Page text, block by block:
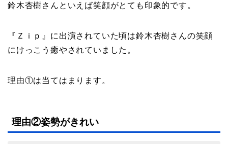
鈴木杏樹さんといえば笑顔がとても印象的です。
『Ｚｉｐ』に出演されていた頃は鈴木杏樹さんの笑顔
にけっこう癒やされていました。
理由①は当てはまります。
理由②姿勢がきれい